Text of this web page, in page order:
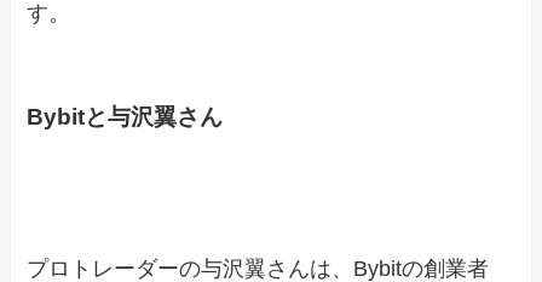
す。
Bybitと与沢翼さん
プロトレーダーの与沢翼さんは、Bybitの創業者